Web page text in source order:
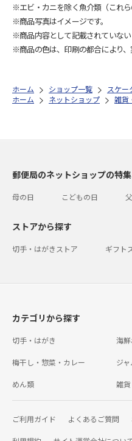
※エビ・カニを除く魚介類（これ
※商品写真はイメージです。
※商品内容として記載されていな
※商品の色は、印刷の都合により、
ホーム ショップ一覧 スケー
ホーム
ネットショップ 雑貨
郵便局のネットショップの特
母の日 こどもの日
ストアから探す
切手・はがきストア ギフト
カテゴリから探す
切手・はがき 海
梅干し・惣菜・カレー ジ
めん類 雑
ご利用ガイド よくあるご質問